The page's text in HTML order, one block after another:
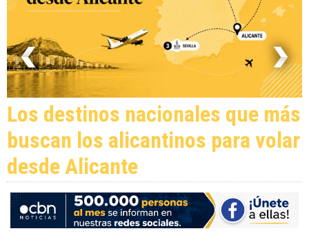
Los destinos nacionales que más
buscan los alicantinos para volar
desde Alicante